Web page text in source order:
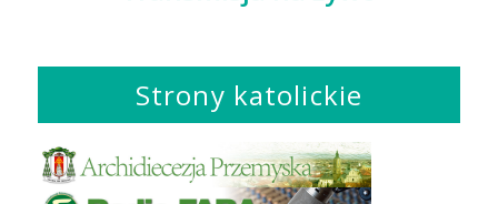
Strony katolickie